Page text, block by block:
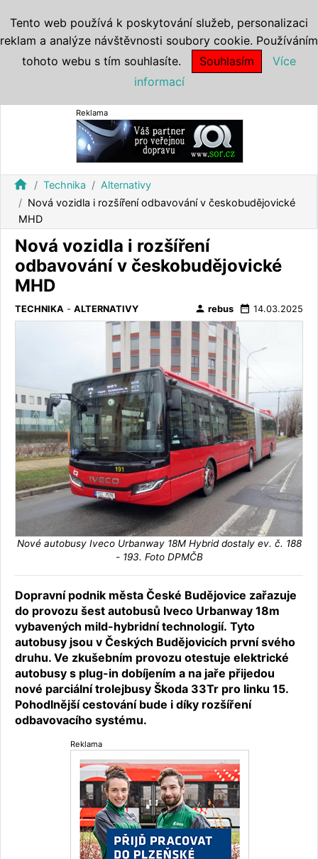
Reklama
home Technika
Alternativy
Nová vozidla i rozšíření odbavování v českobudějovické
MHD
Nová vozidla i rozšíření
odbavování v českobudějovické
MHD
TECHNIKA - ALTERNATIVY person rebus date_range 14.03.2025
Nové autobusy Iveco Urbanway 18M Hybrid dostaly ev. č. 188
- 193. Foto DPMČB
Dopravní podnik města České Budějovice zařazuje
do provozu šest autobusů Iveco Urbanway 18m
vybavených mild-hybridní technologií. Tyto
autobusy jsou v Českých Budějovicích první svého
druhu. Ve zkušebním provozu otestuje elektrické
autobusy s plug-in dobíjením a na jaře přijedou
nové parciální trolejbusy Škoda 33Tr pro linku 15.
Pohodlnější cestování bude i díky rozšíření
odbavovacího systému.
Reklama
Tento web používá k poskytování služeb, personalizaci
reklam a analýze návštěvnosti soubory cookie. Používáním
tohoto webu s tím souhlasíte.
Souhlasím
Více
informací